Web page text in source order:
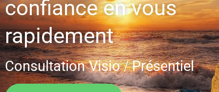
confiance en vous
rapidement
Consultation Visio / Présentiel